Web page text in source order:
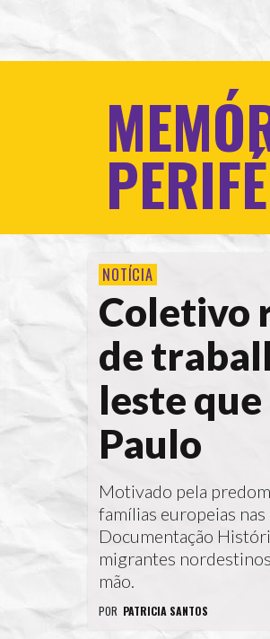
NOTÍCIA
Coletivo
de
leste
Paulo
Motivado pela
famílias europeias
Documentação
migrantes
mão.
POR PATRICIA SANTOS